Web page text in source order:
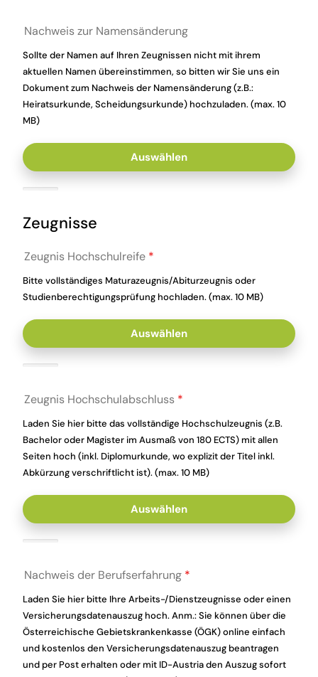
Nachweis zur Namensänderung
Auswählen
Sollte der Namen auf Ihren Zeugnissen nicht mit ihrem
aktuellen Namen übereinstimmen, so bitten wir Sie uns ein
Dokument zum Nachweis der Namensänderung (z.B.:
Heiratsurkunde, Scheidungsurkunde) hochzuladen. (max. 10
MB)
Zeugnisse
Zeugnis Hochschulreife *
Auswählen
Bitte vollständiges Maturazeugnis/Abiturzeugnis oder
Studienberechtigungsprüfung hochladen. (max. 10 MB)
Zeugnis Hochschulabschluss *
Auswählen
Laden Sie hier bitte das vollständige Hochschulzeugnis (z.B.
Bachelor oder Magister im Ausmaß von 180 ECTS) mit allen
Seiten hoch (inkl. Diplomurkunde, wo explizit der Titel inkl.
Abkürzung verschriftlicht ist). (max. 10 MB)
Nachweis der Berufserfahrung *
Laden Sie hier bitte Ihre Arbeits-/Dienstzeugnisse oder einen
Versicherungsdatenauszug hoch. Anm.: Sie können über die
Österreichische Gebietskrankenkasse (ÖGK) online einfach
und kostenlos den Versicherungsdatenauszug beantragen
und per Post erhalten oder mit ID-Austria den Auszug sofort